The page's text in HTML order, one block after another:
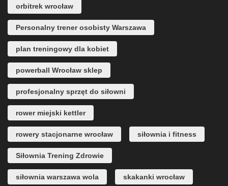
orbitrek wrocław
Personalny trener osobisty Warszawa
plan treningowy dla kobiet
powerball Wrocław sklep
profesjonalny sprzęt do siłowni
rower miejski kettler
rowery stacjonarne wrocław siłownia i fitness
Siłownia Trening Zdrowie
siłownia warszawa wola skakanki wrocław